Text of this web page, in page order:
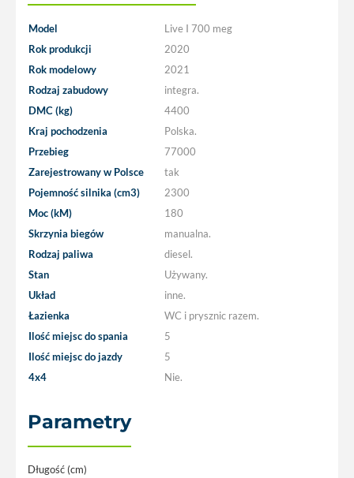
Model
Live I 700 meg
Rok produkcji
2020
Rok modelowy
2021
Rodzaj zabudowy
integra.
DMC (kg)
4400
Kraj pochodzenia
Polska.
Przebieg
77000
Zarejestrowany w Polsce
tak
Pojemność silnika (cm3)
2300
Moc (kM)
180
Skrzynia biegów
manualna.
Rodzaj paliwa
diesel.
Stan
Używany.
Układ
inne.
Łazienka
WC i prysznic razem.
Ilość miejsc do spania
5
Ilość miejsc do jazdy
5
4x4
Nie.
Parametry
Długość (cm)